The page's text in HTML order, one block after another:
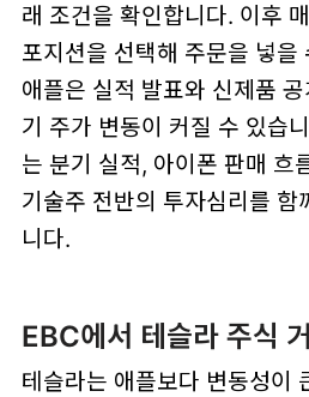
래 조건을 확인합니다. 이후
포지션을 선택해 주문을 넣을
애플은 실적 발표와 신제품
기 주가 변동이 커질 수 있습
는 분기 실적, 아이폰 판매 흐
기술주 전반의 투자심리를 함
니다.
EBC에서 테슬라 주식
테슬라는 애플보다 변동성이